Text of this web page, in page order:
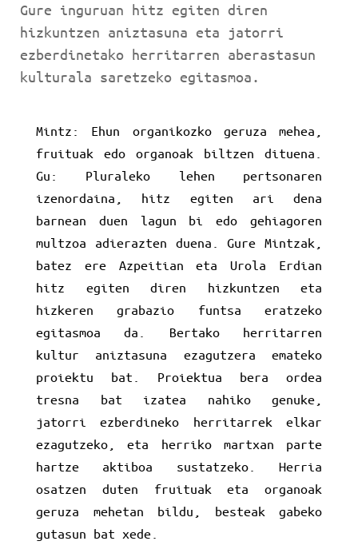
Gure inguruan hitz egiten diren
hizkuntzen aniztasuna eta jatorri
ezberdinetako herritarren aberastasun
kulturala saretzeko egitasmoa.
Mintz: Ehun organikozko geruza mehea,
fruituak edo organoak biltzen dituena.
Gu: Pluraleko lehen pertsonaren
izenordaina, hitz egiten ari dena
barnean duen lagun bi edo gehiagoren
multzoa adierazten duena. Gure Mintzak,
batez ere Azpeitian eta Urola Erdian
hitz egiten diren hizkuntzen eta
hizkeren grabazio funtsa eratzeko
egitasmoa da. Bertako herritarren
kultur aniztasuna ezagutzera emateko
proiektu bat. Proiektua bera ordea
tresna bat izatea nahiko genuke,
jatorri ezberdineko herritarrek elkar
ezagutzeko, eta herriko martxan parte
hartze aktiboa sustatzeko. Herria
osatzen duten fruituak eta organoak
geruza mehetan bildu, besteak gabeko
gutasun bat xede.